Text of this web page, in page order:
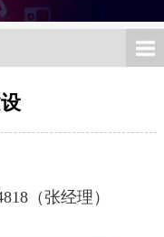
（张经理）